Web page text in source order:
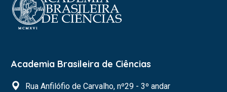
Academia Brasileira de Ciências
Rua Anfilófio de Carvalho, nº29 - 3º andar